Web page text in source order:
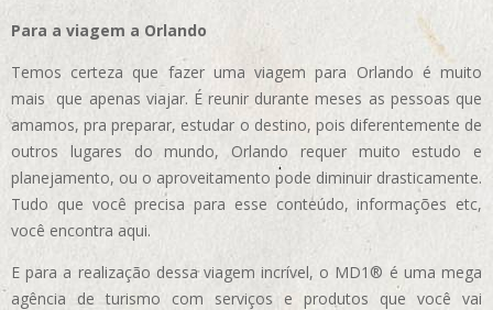
Para a viagem a Orlando
Temos certeza que fazer uma viagem para Orlando é muito
mais que apenas viajar. É reunir durante meses as pessoas que
amamos, pra preparar, estudar o destino, pois diferentemente de
outros lugares do mundo, Orlando requer muito estudo e
planejamento, ou o aproveitamento pode diminuir drasticamente.
Tudo que você precisa para esse conteúdo, informações etc,
você encontra aqui.
E para a realização dessa viagem incrível, o MD1® é uma mega
agência de turismo com serviços e produtos que você vai